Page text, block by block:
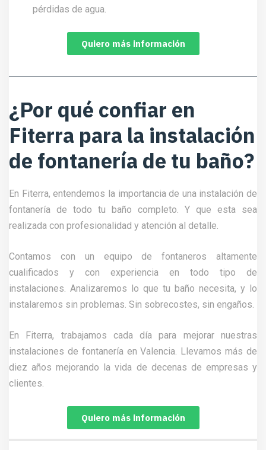
pérdidas de agua.
Quiero más información
¿Por qué confiar en
Fiterra para la instalación
de fontanería de tu baño?
En Fiterra, entendemos la importancia de una instalación de
fontanería de todo tu baño completo. Y que esta sea
realizada con profesionalidad y atención al detalle.
Contamos con un equipo de fontaneros altamente
cualificados y con experiencia en todo tipo de
instalaciones. Analizaremos lo que tu baño necesita, y lo
instalaremos sin problemas. Sin sobrecostes, sin engaños.
En Fiterra, trabajamos cada día para mejorar nuestras
instalaciones de fontanería en Valencia. Llevamos más de
diez años mejorando la vida de decenas de empresas y
clientes.
Quiero más información